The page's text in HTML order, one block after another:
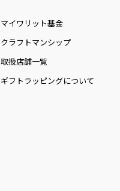
マイワリット基金
クラフトマンシップ
取扱店舗一覧
ギフトラッピングについて